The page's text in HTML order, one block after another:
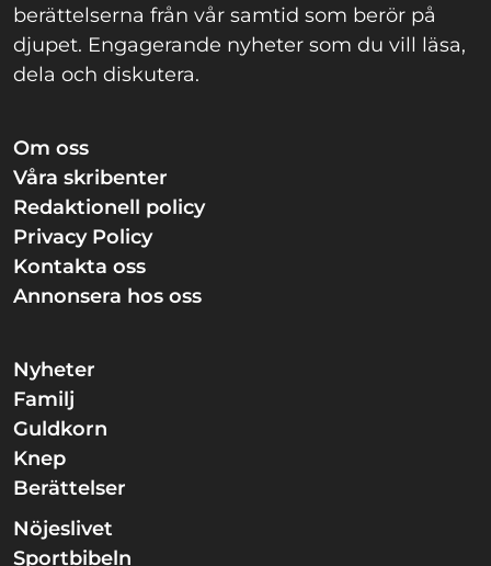
berättelserna från vår samtid som berör på
djupet. Engagerande nyheter som du vill läsa,
dela och diskutera.
Om oss
Våra skribenter
Redaktionell policy
Privacy Policy
Kontakta oss
Annonsera hos oss
Nyheter
Familj
Guldkorn
Knep
Berättelser
Nöjeslivet
Sportbibeln